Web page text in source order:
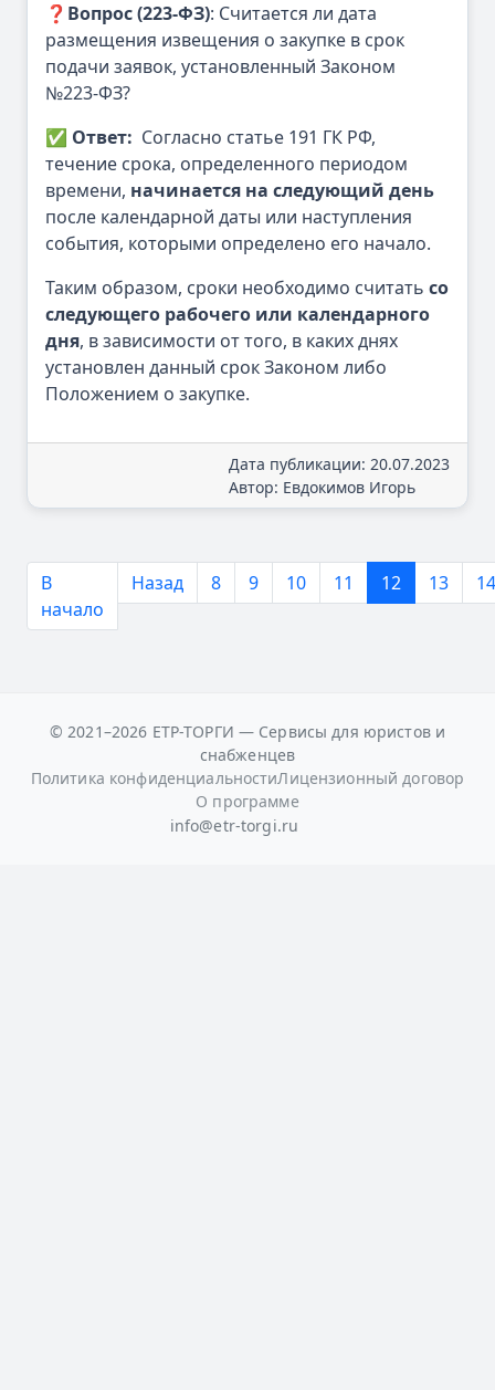
❓ Вопрос (223-ФЗ): Считается ли дата
размещения извещения о закупке в срок
подачи заявок, установленный Законом
№223-ФЗ?
✅ Ответ: Согласно статье 191 ГК РФ,
течение срока, определенного периодом
времени, начинается на следующий день
после календарной даты или наступления
события, которыми определено его начало.
Таким образом, сроки необходимо считать со
следующего рабочего или календарного
дня, в зависимости от того, в каких днях
установлен данный срок Законом либо
Положением о закупке.
Дата публикации: 20.07.2023
Автор: Евдокимов Игорь
В
начало
Назад 8 9 10 11 12 13 14
© 2021–2026 ЕТР-ТОРГИ — Сервисы для юристов и
снабженцев
Политика конфиденциальностиЛицензионный договор
О программе
info@etr-torgi.ru